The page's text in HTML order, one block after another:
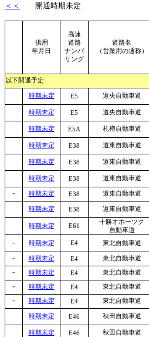
＜＜ 開通時期未定
供用
年月日
高速
道路
ナンバ
リング
道路名
（営業用の通称）
以下開通予定
時期未定 E5 道央自動車道
時期未定 E5 道央自動車道
時期未定 E5A 札樽自動車道
時期未定 E38 道東自動車道
時期未定 E38 道東自動車道
時期未定 E38 道東自動車道
－ 時期未定 E38 道東自動車道
時期未定 E38 道東自動車道
時期未定 E61
十勝オホーツク
自動車道
－ 時期未定 E4 東北自動車道
－ 時期未定 E4 東北自動車道
－ 時期未定 E4 東北自動車道
－ 時期未定 E4 東北自動車道
－ 時期未定 E4 東北自動車道
時期未定 E46 秋田自動車道
時期未定 E46 秋田自動車道